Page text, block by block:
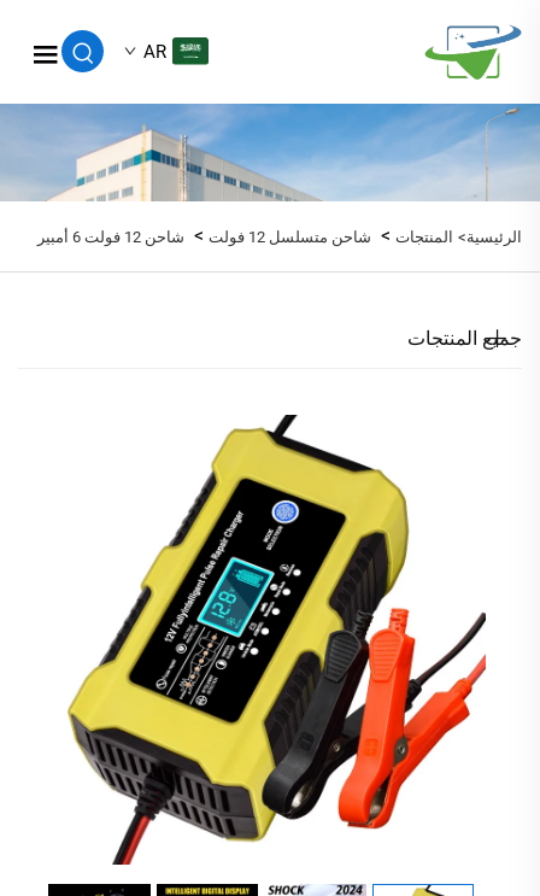
AR
الرئيسية> المنتجات > شاحن متسلسل 12 فولت > شاحن 12 فولت 6 أمبير
جميع المنتجات